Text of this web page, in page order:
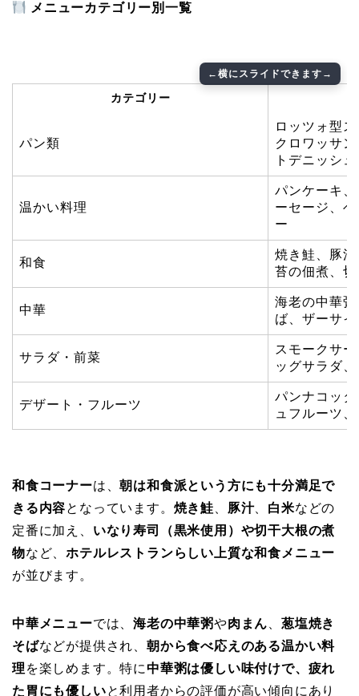
メニューカテゴリー別一覧
カテゴリー
パン類
ロッツォ型
クロワッサ
トデニッシュ
温かい料理
パンケーキ
ーセージ、
ー
和食
焼き鮭、豚
苔の佃煮、
中華
海老の中華
ば、ザーサイ
サラダ・前菜
スモークサ
ッグサラダ
デザート・フルーツ
パンナコッ
ュフルーツ
和食コーナーは、朝は和食派という方にも十分満足で
きる内容となっています。 焼き鮭 豚汁、 白米などの
定番に加え、 いなり寿司（黒米使用）や切干大根の煮
物など、ホテルレストランらしい上質な和食メニュー
が並びます。
中華メニューでは、海老の中華粥や肉まん 、葱塩焼き
そばなどが提供され、朝から食べ応えのある温かい料
理 を楽しめます。特に中華粥は優しい味付けで、疲れ
た胃にも優しいと利用者からの評価が高い傾向にあり